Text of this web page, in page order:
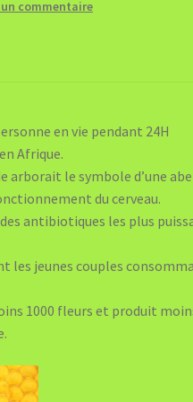
commentaire
en vie pendant 24H
Afrique.
arborait le symbole d’une
du cerveau.
antibiotiques les plus
les jeunes couples
1000 fleurs et produit